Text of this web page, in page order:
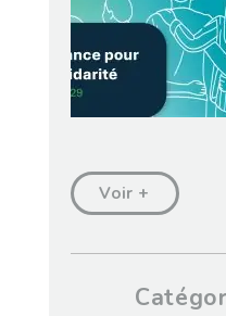
Voir +